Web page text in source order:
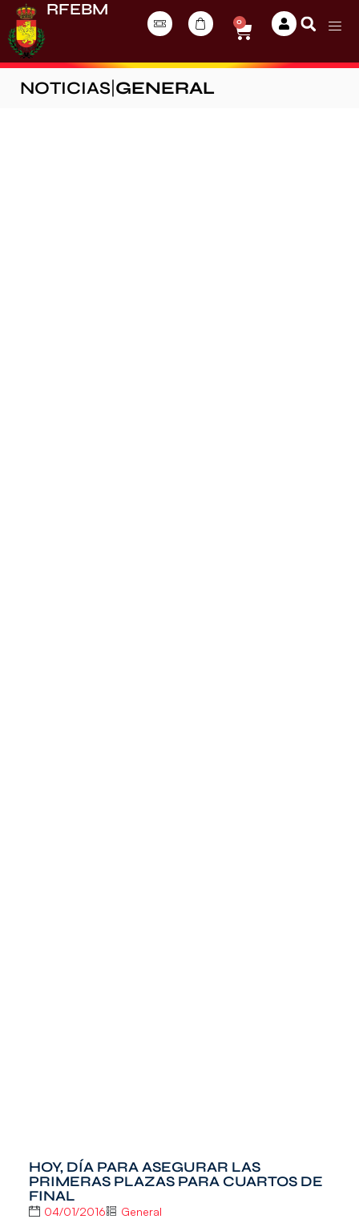
RFEBM
0
NOTICIAS GENERAL
HOY, DÍA PARA ASEGURAR LAS
PRIMERAS PLAZAS PARA CUARTOS DE
FINAL
04/01/2016 General